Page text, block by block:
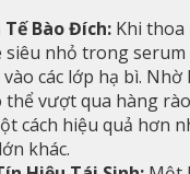
Tế Bào Đích: Khi thoa
siêu nhỏ trong
các lớp hạ bì.
thể vượt qua hàng
cách hiệu quả hơn
khác.